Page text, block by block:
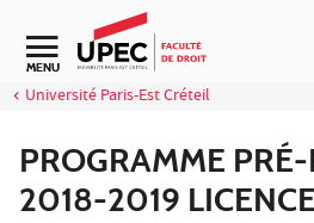
Aller au contenu
MENU
Université Paris-Est Créteil
PROGRAMME
2018-2019